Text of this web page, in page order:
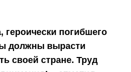
героически погибшего
должны вырасти
своей стране. Труд